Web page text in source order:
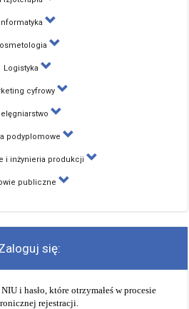
Informatyka
Logistyka
cyfrowy
podyplomowe
i inżynieria produkcji
publiczne
się:
i hasło, które otrzymałeś w procesie
rejestracji.